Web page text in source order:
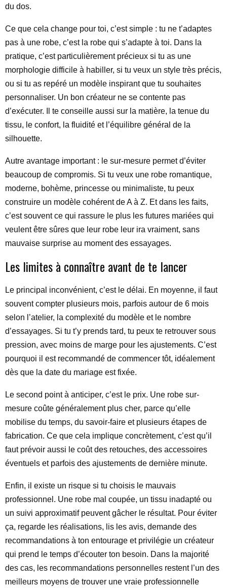
du dos.
Ce que cela change pour toi, c’est simple : tu ne t’adaptes
pas à une robe, c’est la robe qui s’adapte à toi. Dans la
pratique, c’est particulièrement précieux si tu as une
morphologie difficile à habiller, si tu veux un style très précis,
ou si tu as repéré un modèle inspirant que tu souhaites
personnaliser. Un bon créateur ne se contente pas
d’exécuter. Il te conseille aussi sur la matière, la tenue du
tissu, le confort, la fluidité et l’équilibre général de la
silhouette.
Autre avantage important : le sur-mesure permet d’éviter
beaucoup de compromis. Si tu veux une robe romantique,
moderne, bohème, princesse ou minimaliste, tu peux
construire un modèle cohérent de A à Z. Et dans les faits,
c’est souvent ce qui rassure le plus les futures mariées qui
veulent être sûres que leur robe leur ira vraiment, sans
mauvaise surprise au moment des essayages.
Les limites à connaître avant de te lancer
Le principal inconvénient, c’est le délai. En moyenne, il faut
souvent compter plusieurs mois, parfois autour de 6 mois
selon l’atelier, la complexité du modèle et le nombre
d’essayages. Si tu t’y prends tard, tu peux te retrouver sous
pression, avec moins de marge pour les ajustements. C’est
pourquoi il est recommandé de commencer tôt, idéalement
dès que la date du mariage est fixée.
Le second point à anticiper, c’est le prix. Une robe sur-
mesure coûte généralement plus cher, parce qu’elle
mobilise du temps, du savoir-faire et plusieurs étapes de
fabrication. Ce que cela implique concrètement, c’est qu’il
faut prévoir aussi le coût des retouches, des accessoires
éventuels et parfois des ajustements de dernière minute.
Enfin, il existe un risque si tu choisis le mauvais
professionnel. Une robe mal coupée, un tissu inadapté ou
un suivi approximatif peuvent gâcher le résultat. Pour éviter
ça, regarde les réalisations, lis les avis, demande des
recommandations à ton entourage et privilégie un créateur
qui prend le temps d’écouter ton besoin. Dans la majorité
des cas, les recommandations personnelles restent l’un des
meilleurs moyens de trouver une vraie professionnelle